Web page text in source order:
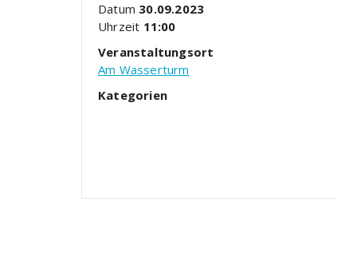
Datum 30.09.2023
Uhrzeit 11:00
Veranstaltungsort
Am Wasserturm
Kategorien